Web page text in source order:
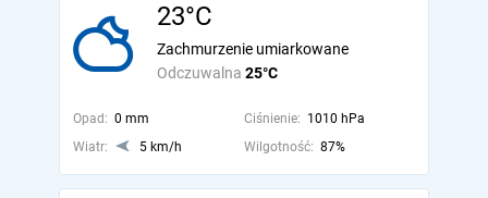
23°C
Odczuwalna 25°C
Zachmurzenie umiarkowane
Opad: 0 mm Ciśnienie: 1010 hPa
Wiatr:
5 km/h Wilgotność: 87%